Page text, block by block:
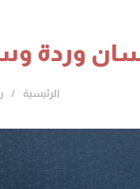
وردة
الرئيسية